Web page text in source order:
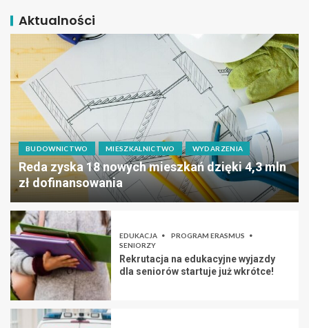
Aktualności
BUDOWNICTWO MIESZKALNICTWO WYDARZENIA
Reda zyska 18 nowych mieszkań dzięki 4,3 mln
zł dofinansowania
EDUKACJA
PROGRAM ERASMUS
SENIORZY
Rekrutacja na edukacyjne wyjazdy
dla seniorów startuje już wkrótce!